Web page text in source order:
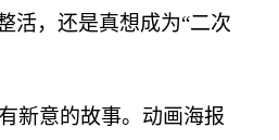
活，还是真想成为“二次
新意的故事。动画海报